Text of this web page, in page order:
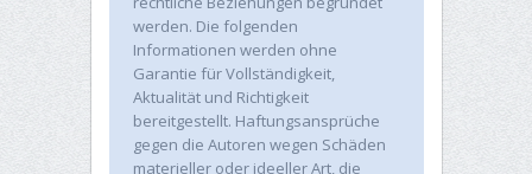
werden. Die folgenden
Informationen werden ohne
Garantie für Vollständigkeit,
Aktualität und Richtigkeit
bereitgestellt. Haftungsansprüche
gegen die Autoren wegen Schäden
materieller oder ideeller Art, die